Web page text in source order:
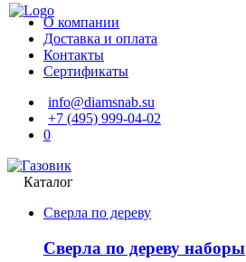
О компании
Доставка и оплата
Контакты
Сертификаты
info@diamsnab.su
+7 (495) 999-04-02
0
Каталог
Сверла по дереву
Сверла по дереву наборы